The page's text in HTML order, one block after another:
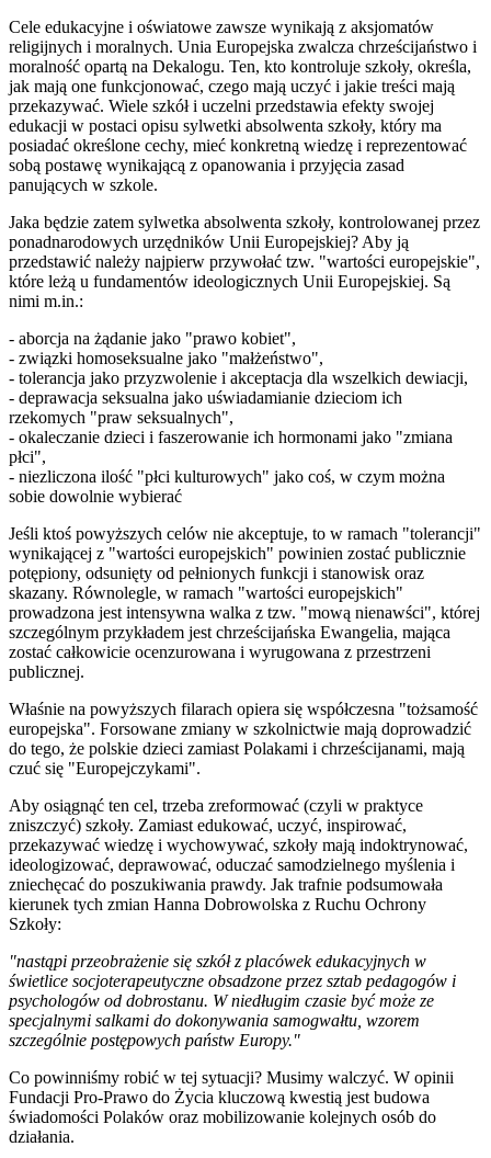
Cele edukacyjne i oświatowe zawsze wynikają z aksjomatów
religijnych i moralnych. Unia Europejska zwalcza chrześcijaństwo i
moralność opartą na Dekalogu. Ten, kto kontroluje szkoły, określa,
jak mają one funkcjonować, czego mają uczyć i jakie treści mają
przekazywać. Wiele szkół i uczelni przedstawia efekty swojej
edukacji w postaci opisu sylwetki absolwenta szkoły, który ma
posiadać określone cechy, mieć konkretną wiedzę i reprezentować
sobą postawę wynikającą z opanowania i przyjęcia zasad
panujących w szkole.
Jaka będzie zatem sylwetka absolwenta szkoły, kontrolowanej przez
ponadnarodowych urzędników Unii Europejskiej? Aby ją
przedstawić należy najpierw przywołać tzw. "wartości europejskie",
które leżą u fundamentów ideologicznych Unii Europejskiej. Są
nimi m.in.:
- aborcja na żądanie jako "prawo kobiet",
- związki homoseksualne jako "małżeństwo",
- tolerancja jako przyzwolenie i akceptacja dla wszelkich dewiacji,
- deprawacja seksualna jako uświadamianie dzieciom ich
rzekomych "praw seksualnych",
- okaleczanie dzieci i faszerowanie ich hormonami jako "zmiana
płci",
- niezliczona ilość "płci kulturowych" jako coś, w czym można
sobie dowolnie wybierać
Jeśli ktoś powyższych celów nie akceptuje, to w ramach "tolerancji"
wynikającej z "wartości europejskich" powinien zostać publicznie
potępiony, odsunięty od pełnionych funkcji i stanowisk oraz
skazany. Równolegle, w ramach "wartości europejskich"
prowadzona jest intensywna walka z tzw. "mową nienawści", której
szczególnym przykładem jest chrześcijańska Ewangelia, mająca
zostać całkowicie ocenzurowana i wyrugowana z przestrzeni
publicznej.
Właśnie na powyższych filarach opiera się współczesna "tożsamość
europejska". Forsowane zmiany w szkolnictwie mają doprowadzić
do tego, że polskie dzieci zamiast Polakami i chrześcijanami, mają
czuć się "Europejczykami".
Aby osiągnąć ten cel, trzeba zreformować (czyli w praktyce
zniszczyć) szkoły. Zamiast edukować, uczyć, inspirować,
przekazywać wiedzę i wychowywać, szkoły mają indoktrynować,
ideologizować, deprawować, oduczać samodzielnego myślenia i
zniechęcać do poszukiwania prawdy. Jak trafnie podsumowała
kierunek tych zmian Hanna Dobrowolska z Ruchu Ochrony
Szkoły:
"nastąpi przeobrażenie się szkół z placówek edukacyjnych w
świetlice socjoterapeutyczne obsadzone przez sztab pedagogów i
psychologów od dobrostanu. W niedługim czasie być może ze
specjalnymi salkami do dokonywania samogwałtu, wzorem
szczególnie postępowych państw Europy."
Co powinniśmy robić w tej sytuacji? Musimy walczyć. W opinii
Fundacji Pro-Prawo do Życia kluczową kwestią jest budowa
świadomości Polaków oraz mobilizowanie kolejnych osób do
działania.